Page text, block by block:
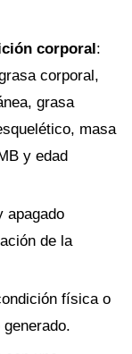
corporal:
corporal,
grasa
masa
y edad
apagado
de la
física o